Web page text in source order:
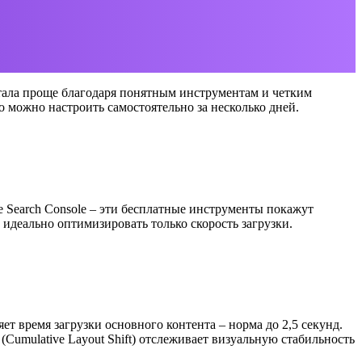
проще благодаря понятным инструментам и четким
настроить самостоятельно за несколько дней.
Search Console – эти бесплатные инструменты покажут
оптимизировать только скорость загрузки.
время загрузки основного контента – норма до 2,5 секунд.
Layout Shift) отслеживает визуальную стабильность